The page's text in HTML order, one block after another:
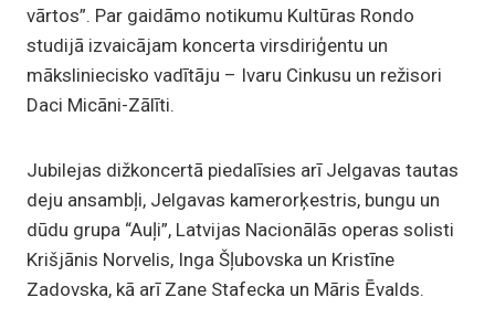
vārtos”. Par gaidāmo notikumu Kultūras Rondo
studijā izvaicājam koncerta virsdiriģentu un
māksliniecisko vadītāju – Ivaru Cinkusu un režisori
Daci Micāni-Zālīti.
Jubilejas dižkoncertā piedalīsies arī Jelgavas tautas
deju ansambļi, Jelgavas kamerorķestris, bungu un
dūdu grupa “Auļi”, Latvijas Nacionālās operas solisti
Krišjānis Norvelis, Inga Šļubovska un Kristīne
Zadovska, kā arī Zane Stafecka un Māris Ēvalds.